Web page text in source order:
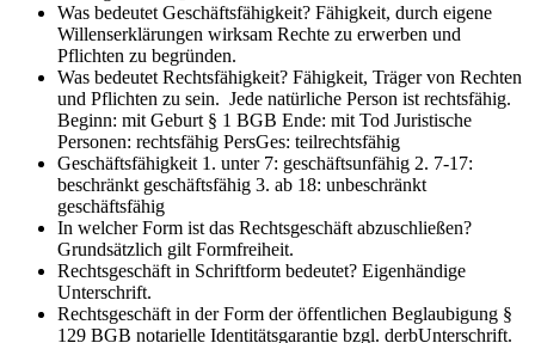
Was bedeutet Geschäftsfähigkeit? Fähigkeit, durch eigene
Willenserklärungen wirksam Rechte zu erwerben und
Pflichten zu begründen.
Was bedeutet Rechtsfähigkeit? Fähigkeit, Träger von Rechten
und Pflichten zu sein. Jede natürliche Person ist rechtsfähig.
Beginn: mit Geburt § 1 BGB Ende: mit Tod Juristische
Personen: rechtsfähig PersGes: teilrechtsfähig
Geschäftsfähigkeit 1. unter 7: geschäftsunfähig 2. 7-17:
beschränkt geschäftsfähig 3. ab 18: unbeschränkt
geschäftsfähig
In welcher Form ist das Rechtsgeschäft abzuschließen?
Grundsätzlich gilt Formfreiheit.
Rechtsgeschäft in Schriftform bedeutet? Eigenhändige
Unterschrift.
Rechtsgeschäft in der Form der öffentlichen Beglaubigung §
129 BGB notarielle Identitätsgarantie bzgl. derbUnterschrift.